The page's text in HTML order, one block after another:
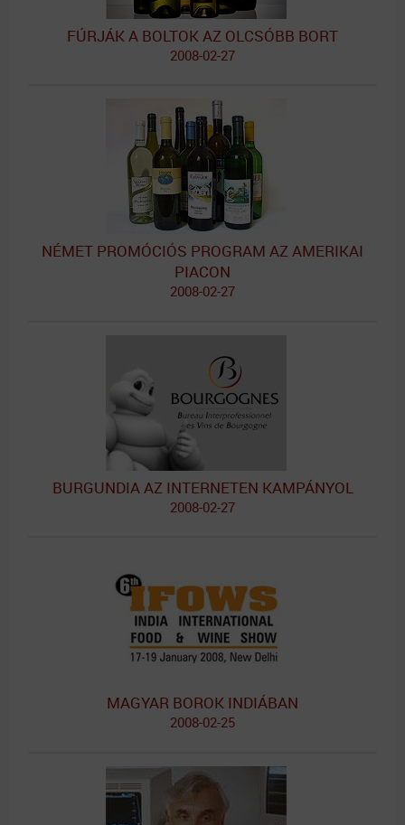
FÚRJÁK A BOLTOK AZ OLCSÓBB BORT
2008-02-27
NÉMET PROMÓCIÓS PROGRAM AZ AMERIKAI
PIACON
2008-02-27
BURGUNDIA AZ INTERNETEN KAMPÁNYOL
2008-02-27
MAGYAR BOROK INDIÁBAN
2008-02-25